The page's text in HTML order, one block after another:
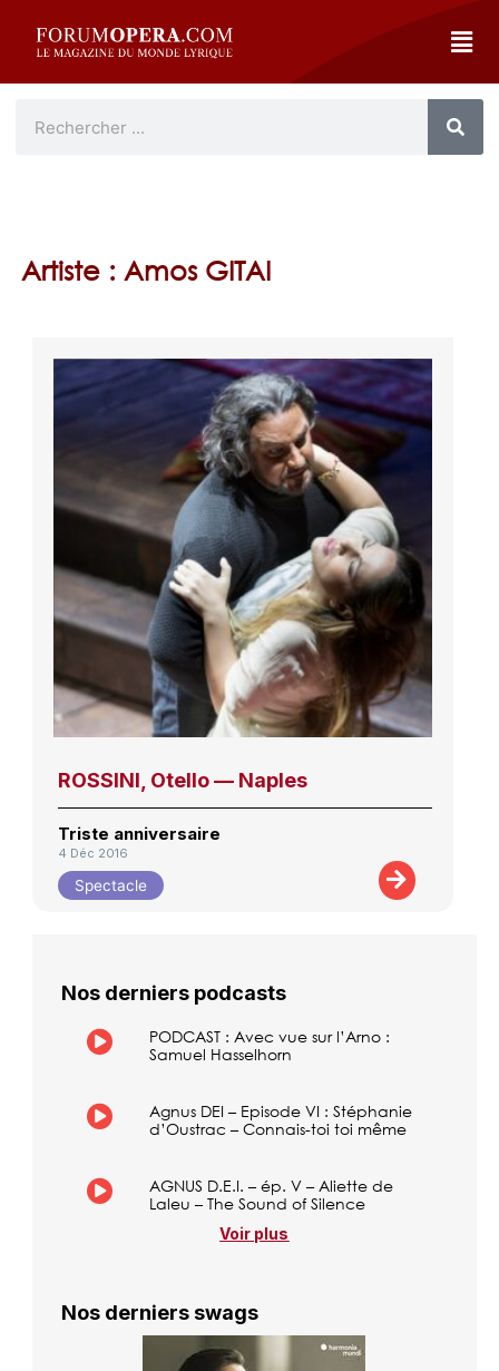
Artiste : Amos GITAI
ROSSINI, Otello — Naples
Triste anniversaire
4 Déc 2016
Spectacle
Nos derniers podcasts
PODCAST : Avec vue sur l’Arno :
Samuel Hasselhorn
Agnus DEI – Episode VI : Stéphanie
d’Oustrac – Connais-toi toi même
AGNUS D.E.I. – ép. V – Aliette de
Laleu – The Sound of Silence
Voir plus
Nos derniers swags